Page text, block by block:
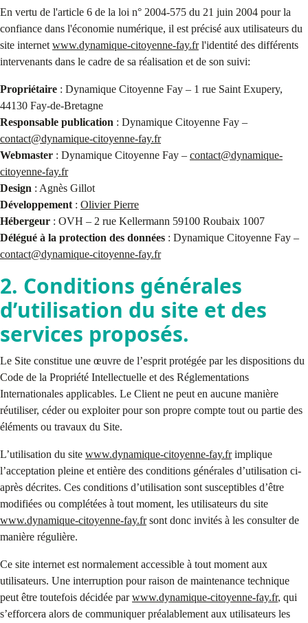
En vertu de l'article 6 de la loi n° 2004-575 du 21 juin 2004 pour la
confiance dans l'économie numérique, il est précisé aux utilisateurs du
site internet www.dynamique-citoyenne-fay.frl'identité des différents
intervenants dans le cadre de sa réalisation et de son suivi:
Propriétaire : Dynamique Citoyenne Fay – 1 rue Saint Exupery,
44130 Fay-de-Bretagne
Responsable publication : Dynamique Citoyenne Fay –
contact@dynamique-citoyenne-fay.fr
Webmaster : Dynamique Citoyenne Fay – contact@dynamique-
citoyenne-fay.fr
Design : Agnès Gillot
Développement : Olivier Pierre
Hébergeur : OVH – 2 rue Kellermann 59100 Roubaix 1007
Délégué à la protection des données : Dynamique Citoyenne Fay –
contact@dynamique-citoyenne-fay.fr
2. Conditions générales
d’utilisation du site et des
services proposés.
Le Site constitue une œuvre de l’esprit protégée par les dispositions du
Code de la Propriété Intellectuelle et des Réglementations
Internationales applicables. Le Client ne peut en aucune manière
réutiliser, céder ou exploiter pour son propre compte tout ou partie des
éléments ou travaux du Site.
L’utilisation du site www.dynamique-citoyenne-fay.frimplique
l’acceptation pleine et entière des conditions générales d’utilisation ci-
après décrites. Ces conditions d’utilisation sont susceptibles d’être
modifiées ou complétées à tout moment, les utilisateurs du site
www.dynamique-citoyenne-fay.frsont donc invités à les consulter de
manière régulière.
Ce site internet est normalement accessible à tout moment aux
utilisateurs. Une interruption pour raison de maintenance technique
peut être toutefois décidée parwww.dynamique-citoyenne-fay.fr, qui
s’efforcera alors de communiquer préalablement aux utilisateurs les